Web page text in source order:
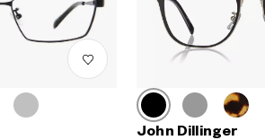
John Dillinger